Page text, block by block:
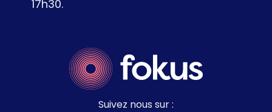
Suivez nous sur :
17h30.